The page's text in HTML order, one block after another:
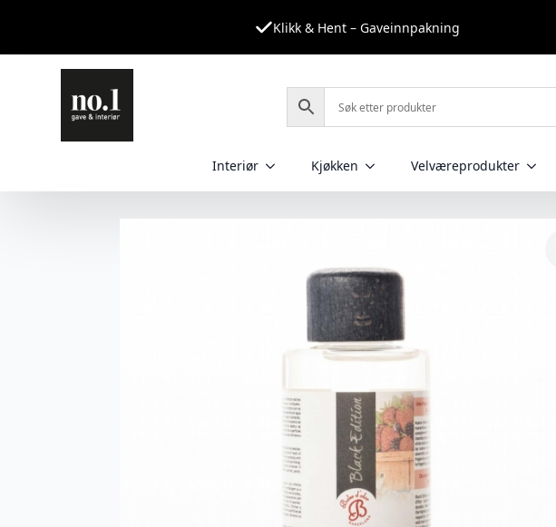
Klikk & Hent – Gaveinnpakning
Interiør Kjøkken Velværeprodukter